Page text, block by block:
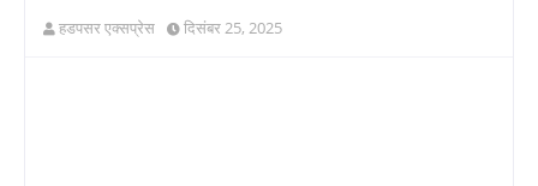
हडपसर एक्सप्रेस दिसंबर 25, 2025